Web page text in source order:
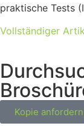
praktische Tests
Vollständiger
Kopie anfordern